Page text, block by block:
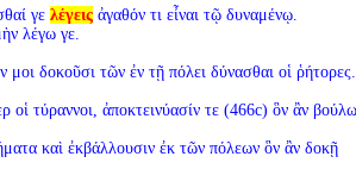
γε λέγειςἀγαθόν τι εἶναι τῷ δυναμένῳ.
λέγω γε.
μοι δοκοῦσι τῶν ἐν τῇ πόλει δύνασθαι οἱ ῥήτορες.
οἱ τύραννοι, ἀποκτεινύασίν τε (466c) ὃν ἂν
καὶ ἐκβάλλουσιν ἐκ τῶν πόλεων ὃν ἂν δοκῇ